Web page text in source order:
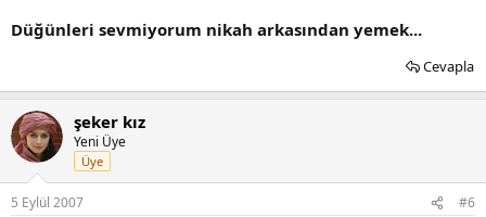
Düğünleri sevmiyorum nikah arkasından yemek...
Cevapla
şeker kız
Yeni Üye
Üye
5 Eylül 2007 #6